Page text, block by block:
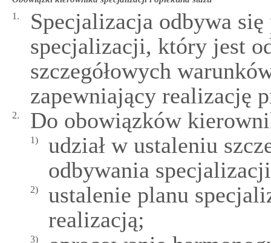
1.
Specjalizacja odbywa
specjalizacji, który jest
szczegółowych
zapewniający realizację
2. Do obowiązków
1)
udział w ustaleniu
odbywania
2)
ustalenie planu
realizacją;
3)